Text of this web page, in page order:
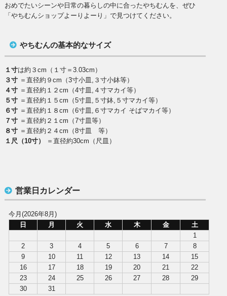
おめでたいシーンや日常の暮らしの中に合ったやちむんを、ぜひ
「やちむんショップよーりよーり」で見つけてください。
やちむんの基本的なサイズ
１寸は約３cm（１寸＝3.03cm）
３寸 ＝直径約９cm（3寸小皿,３寸小鉢等）
４寸 ＝直径約１２cm（4寸皿,４寸マカイ等）
５寸 ＝直径約１５cm（5寸皿,５寸鉢,５寸マカイ等）
６寸 ＝直径約１８cm（6寸皿,６寸マカイ そばマカイ等）
７寸 ＝直径約２１cm（7寸皿等）
８寸 ＝直径約２４cm（8寸皿 等）
１尺（10寸）
＝直径約30cm（尺皿）
営業日カレンダー
今月(2026年8月)
日
月 火 水 木 金
土
1
2
3 4 5 6 7
8
9
10 11 12 13 14
15
16
17 18 19 20 21
22
23
24 25 26 27 28
29
30
31